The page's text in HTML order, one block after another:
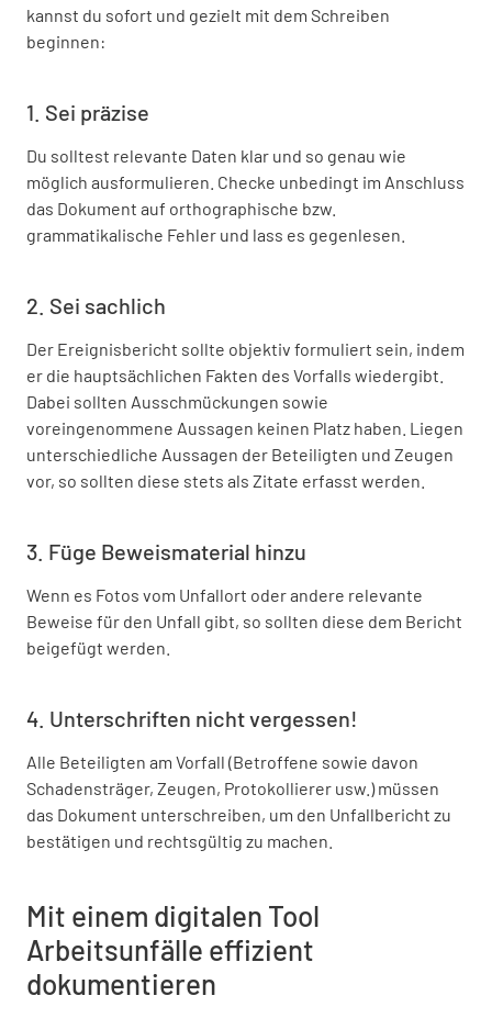
kannst du sofort und gezielt mit dem Schreiben
beginnen:
1. Sei präzise
Du solltest relevante Daten klar und so genau wie
möglich ausformulieren. Checke unbedingt im Anschluss
das Dokument auf orthographische bzw.
grammatikalische Fehler und lass es gegenlesen.
2. Sei sachlich
Der Ereignisbericht sollte objektiv formuliert sein, indem
er die hauptsächlichen Fakten des Vorfalls wiedergibt.
Dabei sollten Ausschmückungen sowie
voreingenommene Aussagen keinen Platz haben. Liegen
unterschiedliche Aussagen der Beteiligten und Zeugen
vor, so sollten diese stets als Zitate erfasst werden.
3. Füge Beweismaterial hinzu
Wenn es Fotos vom Unfallort oder andere relevante
Beweise für den Unfall gibt, so sollten diese dem Bericht
beigefügt werden.
4. Unterschriften nicht vergessen!
Alle Beteiligten am Vorfall (Betroffene sowie davon
Schadensträger, Zeugen, Protokollierer usw.) müssen
das Dokument unterschreiben, um den Unfallbericht zu
bestätigen und rechtsgültig zu machen.
Mit einem digitalen Tool
Arbeitsunfälle effizient
dokumentieren